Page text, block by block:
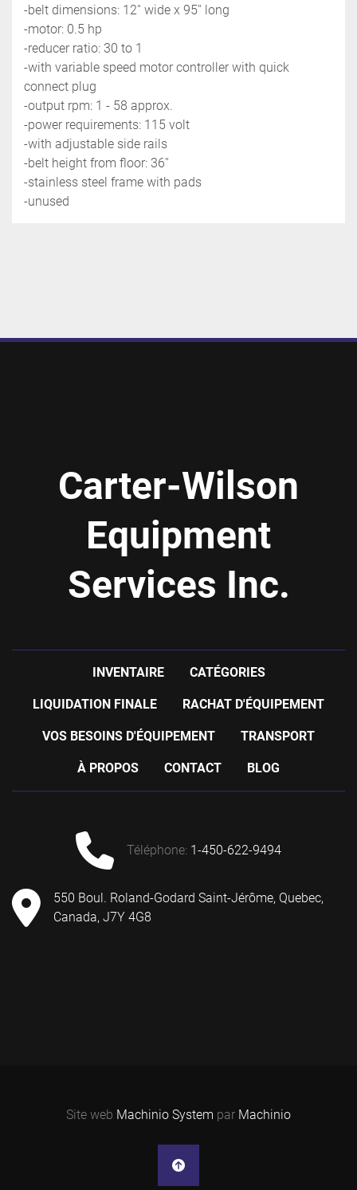
-belt dimensions: 12'' wide x 95'' long
-motor: 0.5 hp
-reducer ratio: 30 to 1
-with variable speed motor controller with quick
connect plug
-output rpm: 1 - 58 approx.
-power requirements: 115 volt
-with adjustable side rails
-belt height from floor: 36''
-stainless steel frame with pads
-unused
Carter-Wilson
Equipment
Services Inc.
INVENTAIRE CATÉGORIES
LIQUIDATION FINALE RACHAT D'ÉQUIPEMENT
VOS BESOINS D'ÉQUIPEMENT TRANSPORT
À PROPOS CONTACT BLOG
téléphone: 1-450-622-9494
550 Boul. Roland-Godard Saint-Jérôme, Quebec,
Canada, J7Y 4G8
Site web Machinio System par Machinio